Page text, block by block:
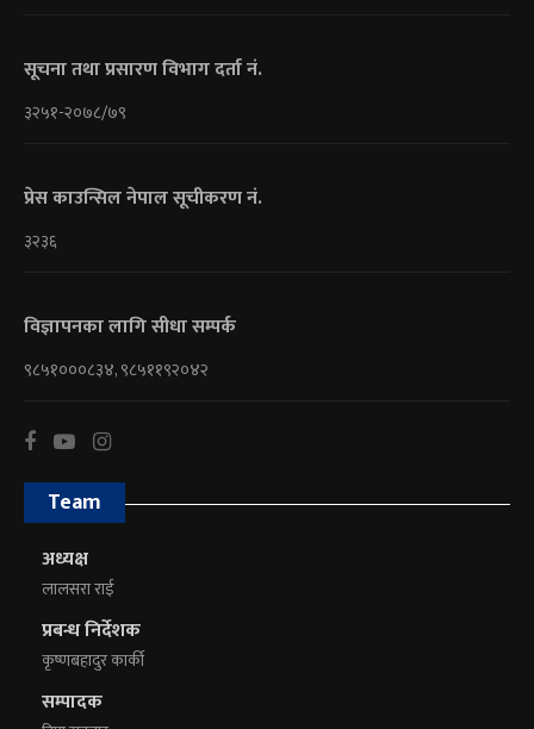
सूचना तथा प्रसारण विभाग दर्ता नं.
३२५१-२०७८/७९
प्रेस काउन्सिल नेपाल सूचीकरण नं.
३२३६
विज्ञापनका लागि सीधा सम्पर्क
९८५१०००८३४, ९८५११९२०४२
Team
अध्यक्ष
लालसरा राई
प्रबन्ध निर्देशक
कृष्णबहादुर कार्की
सम्पादक